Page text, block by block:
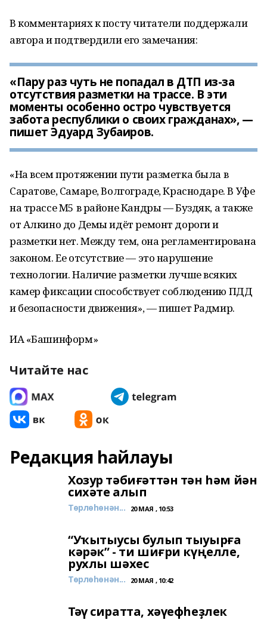
В комментариях к посту читатели поддержали
автора и подтвердили его замечания:
«Пару раз чуть не попадал в ДТП из-за
отсутствия разметки на трассе. В эти
моменты особенно остро чувствуется
забота республики о своих гражданах», —
пишет Эдуард Зубаиров.
«На всем протяжении пути разметка была в
Саратове, Самаре, Волгограде, Краснодаре. В Уфе
на трассе М5 в районе Кандры — Буздяк, а также
от Алкино до Демы идёт ремонт дороги и
разметки нет. Между тем, она регламентирована
законом. Ее отсутствие — это нарушение
технологии. Наличие разметки лучше всяких
камер фиксации способствует соблюдению ПДД
и безопасности движения», — пишет Радмир.
ИА «Башинформ»
Читайте нас
Редакция һайлауы
Хозур тәбиғәттән тән һәм йән
сихәте алып
Төрлөһөнән... 20 МАЯ , 10:53
“Уҡытыусы булып тыуырға
кәрәк” - ти шиғри күңелле,
рухлы шәхес
Төрлөһөнән... 20 МАЯ , 10:42
Тәү сиратта, хәүефһеҙлек